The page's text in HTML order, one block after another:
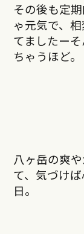
その後も定
ゃ元気で、
てましたー
ちゃうほど。
八ヶ岳の爽
て、気づけ
日。